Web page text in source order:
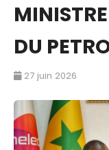
DU
27 juin 2026